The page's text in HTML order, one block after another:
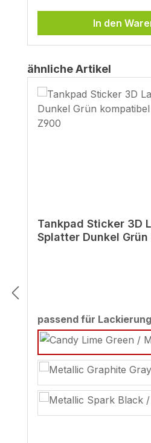
In den
Produktgalerie
ähnliche Artikel
Tankpad Sticker 3D
Splatter Dunkel
passend für Lackierung